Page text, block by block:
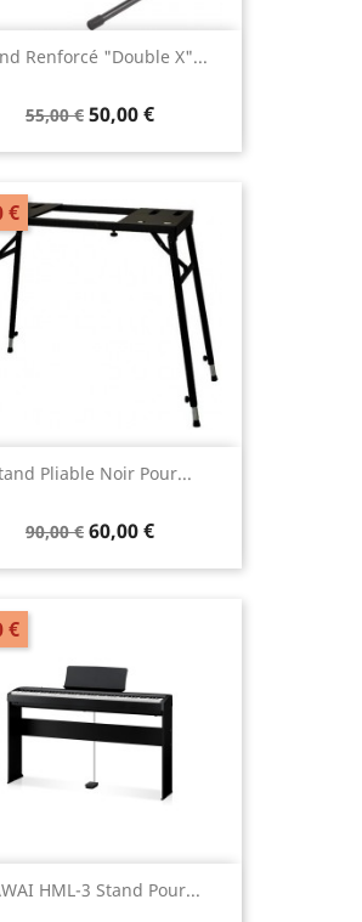
Renforcé "double X"...
55,00 € 50,00 €
Pliable Noir Pour...
90,00 € 60,00 €
€
HML-3 Stand Pour...
€